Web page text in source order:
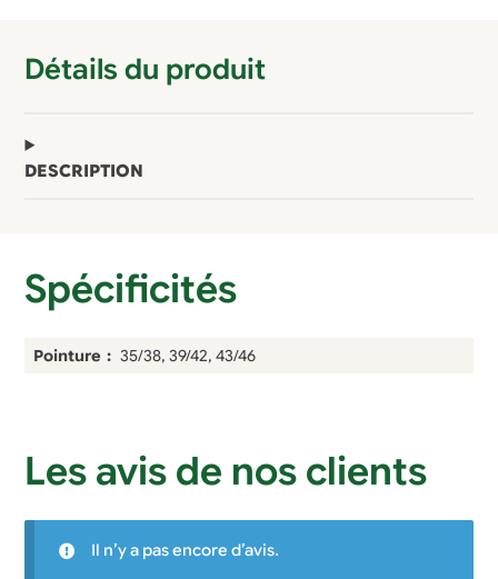
de
Détails du produit
DESCRIPTION
Spécificités
Pointure 35/38, 39/42, 43/46
Les avis de nos clients
Il n’y a pas encore d’avis.